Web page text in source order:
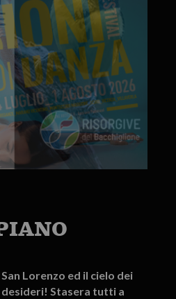
San Lorenzo ed il cielo dei
desideri! Stasera tutti a